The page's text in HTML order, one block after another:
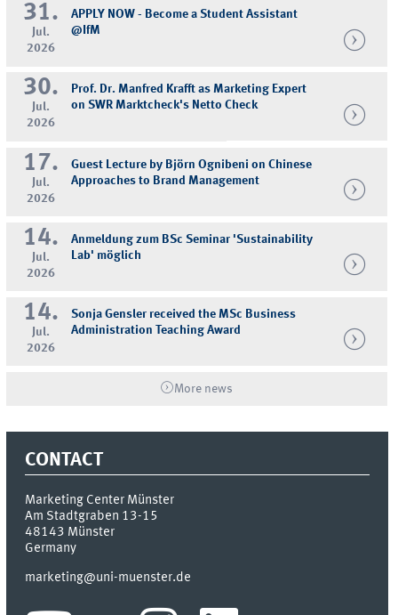
31.
Jul.
2026
APPLY NOW - Become a Student Assistant
@IfM
30.
Jul.
2026
Prof. Dr. Manfred Krafft as Marketing Expert
on SWR Marktcheck's Netto Check
17.
Jul.
2026
Guest Lecture by Björn Ognibeni on Chinese
Approaches to Brand Management
14.
Jul.
2026
Anmeldung zum BSc Seminar 'Sustainability
Lab' möglich
14.
Jul.
2026
Sonja Gensler received the MSc Business
Administration Teaching Award
More news
CONTACT
Marketing Center Münster
Am Stadtgraben 13-15
48143 Münster
Germany
marketing@uni-muenster.de